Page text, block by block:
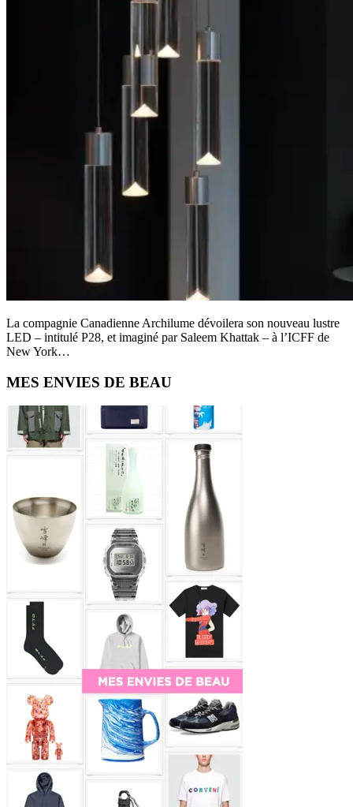
La compagnie Canadienne Archilume dévoilera son nouveau lustre
LED – intitulé P28, et imaginé par Saleem Khattak – à l’ICFF de
New York…
Primary
Sidebar
MES ENVIES DE BEAU